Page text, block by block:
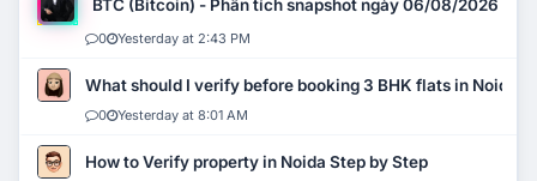
BTC (Bitcoin) - Phân tích snapshot ngày 06/08/2026
0 Yesterday at 2:43 PM
What should I verify before booking 3 BHK flats in Noida?
0 Yesterday at 8:01 AM
How to Verify property in Noida Step by Step